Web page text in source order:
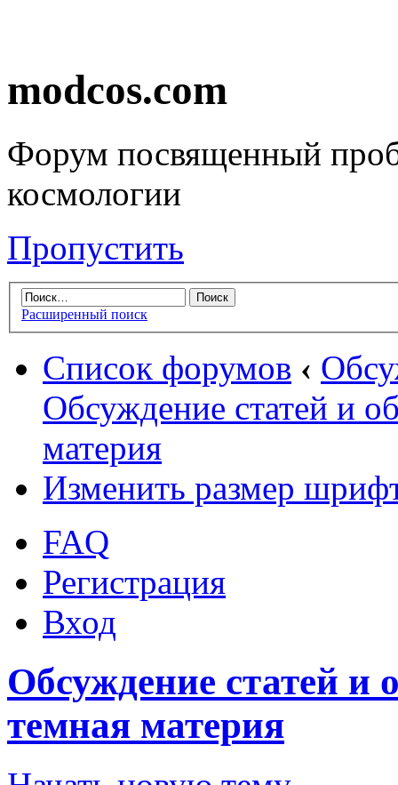
modcos.com
Форум посвященный
космологии
Пропустить
Расширенный поиск
Список форумов ‹
Обсуждение статей и
материя
Изменить размер
FAQ
Регистрация
Вход
Обсуждение статей и
темная материя